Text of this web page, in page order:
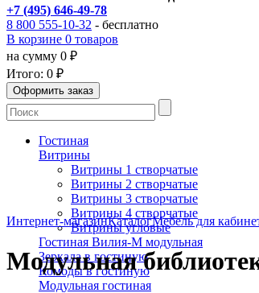
+7 (495) 646-49-78
8 800 555-10-32 - бесплатно
В корзине 0 товаров
на сумму 0 ₽
Итого: 0 ₽
Гостиная
Витрины
Витрины 1 створчатые
Витрины 2 створчатые
Витрины 3 створчатые
Витрины 4 створчатые
Витрины угловые
Гостиная Вилия-М модульная
Зеркала в гостиную
Комоды в гостиную
Модульная гостиная
Интернет-магазинКаталогМебель для
Модульная